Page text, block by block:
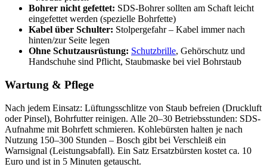
Bohrer nicht gefettet: SDS-Bohrer sollten am Schaft leicht
eingefettet werden (spezielle Bohrfette)
Kabel über Schulter: Stolpergefahr – Kabel immer nach
hinten/zur Seite legen
Ohne Schutzausrüstung: Schutzbrille, Gehörschutz und
Handschuhe sind Pflicht, Staubmaske bei viel Bohrstaub
Wartung & Pflege
Nach jedem Einsatz: Lüftungsschlitze von Staub befreien (Druckluft
oder Pinsel), Bohrfutter reinigen. Alle 20–30 Betriebsstunden: SDS-
Aufnahme mit Bohrfett schmieren. Kohlebürsten halten je nach
Nutzung 150–300 Stunden – Bosch gibt bei Verschleiß ein
Warnsignal (Leistungsabfall). Ein Satz Ersatzbürsten kostet ca. 10
Euro und ist in 5 Minuten getauscht.